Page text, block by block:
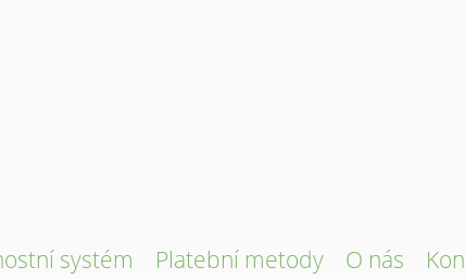
systém Platební metody O nás